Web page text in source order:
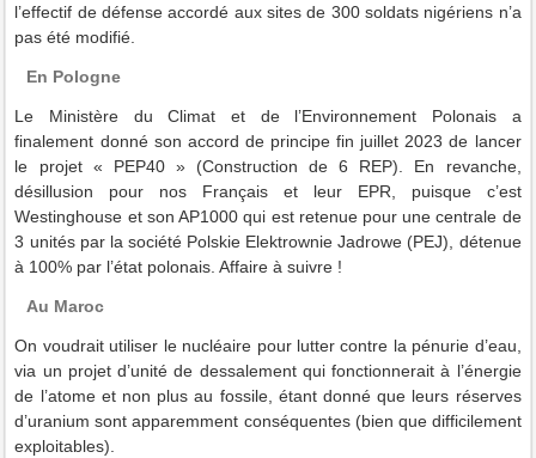
l’effectif de défense accordé aux sites de 300 soldats nigériens n’a
pas été modifié.
En Pologne
Le Ministère du Climat et de l’Environnement Polonais a
finalement donné son accord de principe fin juillet 2023 de lancer
le projet « PEP40 » (Construction de 6 REP). En revanche,
désillusion pour nos Français et leur EPR, puisque c’est
Westinghouse et son AP1000 qui est retenue pour une centrale de
3 unités par la société Polskie Elektrownie Jadrowe (PEJ), détenue
à 100% par l’état polonais. Affaire à suivre !
Au Maroc
On voudrait utiliser le nucléaire pour lutter contre la pénurie d’eau,
via un projet d’unité de dessalement qui fonctionnerait à l’énergie
de l’atome et non plus au fossile, étant donné que leurs réserves
d’uranium sont apparemment conséquentes (bien que difficilement
exploitables).